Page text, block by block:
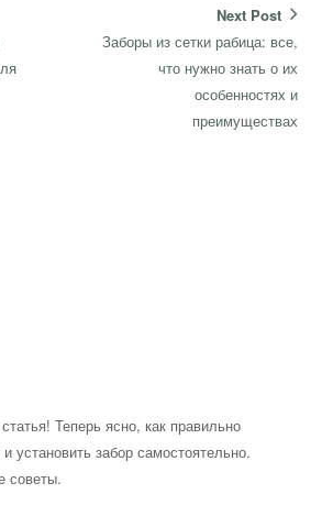
Next Post
Next
Заборы из сетки рабица: все,
что нужно знать о их
особенностях и
преимуществах
Теперь ясно, как правильно
установить забор самостоятельно.
советы.